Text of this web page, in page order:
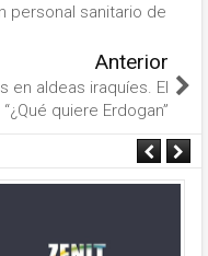
personal sanitario de
Anterior
en aldeas iraquíes. El
quiere Erdogan”